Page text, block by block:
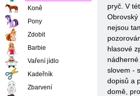
pryč. V
nejsou
hlasové
slovem -
dopisů a
domě,
Koně
Pony
Zdobit
Barbie
Vaření jídlo
Kadeřník
Zbarvení